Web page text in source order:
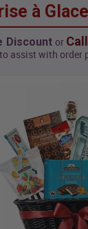
à
Discountor Call
assist with